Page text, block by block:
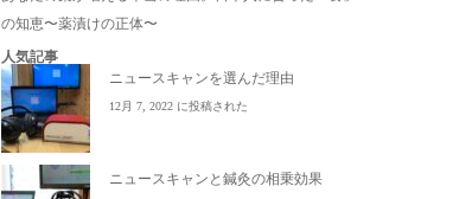
の知恵〜薬漬けの正体〜
人気記事
ニュースキャンを選んだ理由
12月 7, 2022 に投稿された
ニュースキャンと鍼灸の相乗効果